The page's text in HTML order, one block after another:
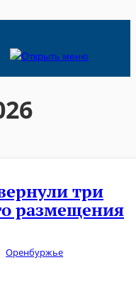
три
размещения
Оренбуржье